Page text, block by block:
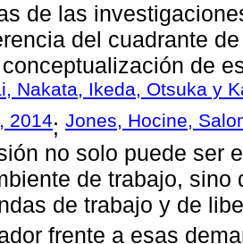
de las
del cuadrante
de
Nakata, Ikeda, Otsuka y
2014; Jones, Hocine,
no solo puede ser
de trabajo,
de trabajo y de
frente a esas